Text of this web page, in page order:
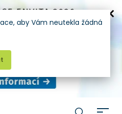
aby Vám neutekla žádná